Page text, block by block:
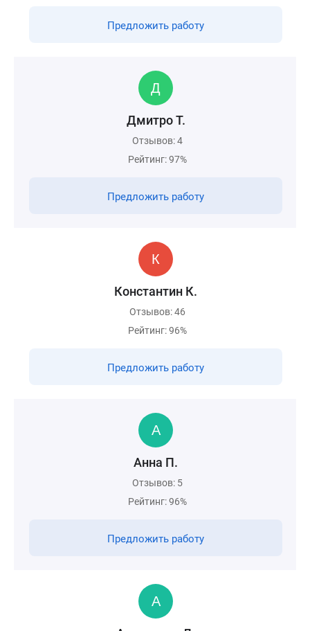
Предложить работу
Дмитро Т.
Отзывов: 4
Рейтинг: 97%
Предложить работу
Константин К.
Отзывов: 46
Рейтинг: 96%
Предложить работу
Анна П.
Отзывов: 5
Рейтинг: 96%
Предложить работу